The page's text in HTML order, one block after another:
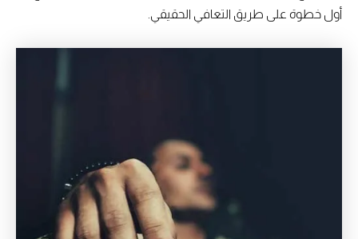
أول خطوة على طريق التعافي الحقيقي.